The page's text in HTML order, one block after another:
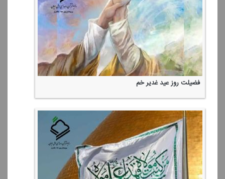
فضیلت روز عید غدیر خم